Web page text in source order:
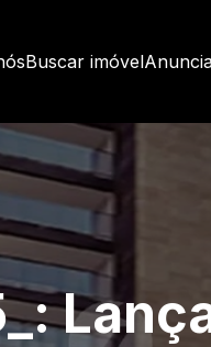
Buscar imóvel